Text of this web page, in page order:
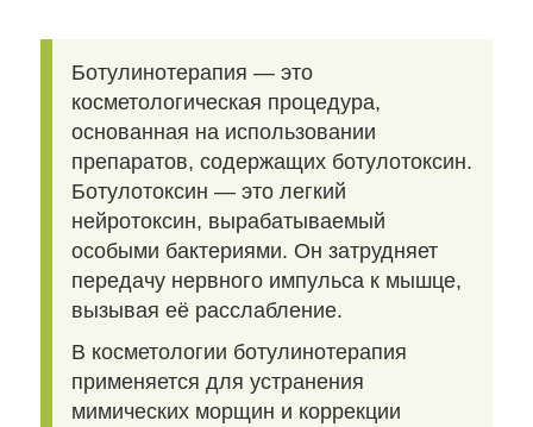
Ботулинотерапия — это
косметологическая процедура,
основанная на использовании
препаратов, содержащих ботулотоксин.
Ботулотоксин — это легкий
нейротоксин, вырабатываемый
особыми бактериями. Он затрудняет
передачу нервного импульса к мышце,
вызывая её расслабление.
В косметологии ботулинотерапия
применяется для устранения
мимических морщин и коррекции